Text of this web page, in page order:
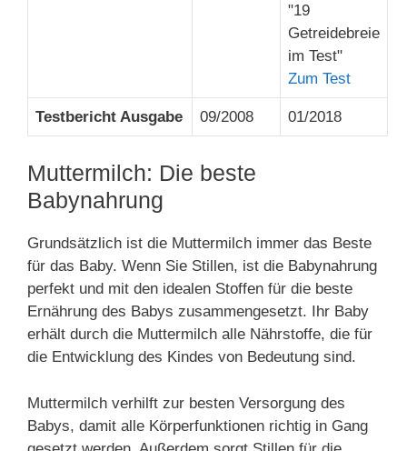
"19
Getreidebreie
im Test"
Zum Test
Testbericht Ausgabe 09/2008 01/2018
Muttermilch: Die beste
Babynahrung
Grundsätzlich ist die Muttermilch immer das Beste
für das Baby. Wenn Sie Stillen, ist die Babynahrung
perfekt und mit den idealen Stoffen für die beste
Ernährung des Babys zusammengesetzt. Ihr Baby
erhält durch die Muttermilch alle Nährstoffe, die für
die Entwicklung des Kindes von Bedeutung sind.
Muttermilch verhilft zur besten Versorgung des
Babys, damit alle Körperfunktionen richtig in Gang